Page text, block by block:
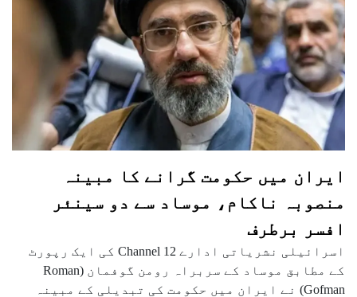
ایران میں حکومت گرانے کا مبینہ
منصوبہ ناکام، موساد سے دو سینئر
افسر برطرف
اسرائیلی نشریاتی ادارے Channel 12 کی ایک رپورٹ
کے مطابق موساد کے سربراہ رومن گوفمان (Roman
Gofman) نے ایران میں حکومت کی تبدیلی کے مبینہ